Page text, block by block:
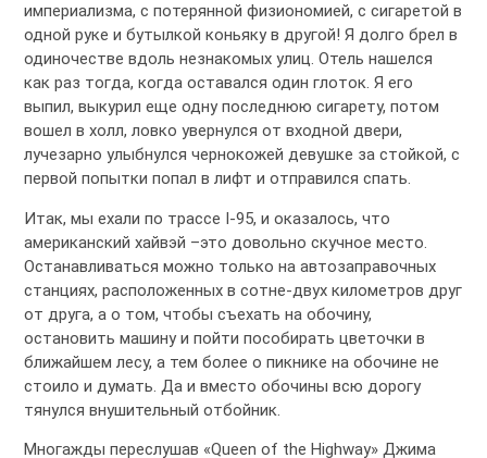
империализма, с потерянной физиономией, с сигаретой в
одной руке и бутылкой коньяку в другой! Я долго брел в
одиночестве вдоль незнакомых улиц. Отель нашелся
как раз тогда, когда оставался один глоток. Я его
выпил, выкурил еще одну последнюю сигарету, потом
вошел в холл, ловко увернулся от входной двери,
лучезарно улыбнулся чернокожей девушке за стойкой, с
первой попытки попал в лифт и отправился спать.
Итак, мы ехали по трассе I-95, и оказалось, что
американский хайвэй –это довольно скучное место.
Останавливаться можно только на автозаправочных
станциях, расположенных в сотне-двух километров друг
от друга, а о том, чтобы съехать на обочину,
остановить машину и пойти пособирать цветочки в
ближайшем лесу, а тем более о пикнике на обочине не
стоило и думать. Да и вместо обочины всю дорогу
тянулся внушительный отбойник.
Многажды переслушав «Queen of the Highway» Джима